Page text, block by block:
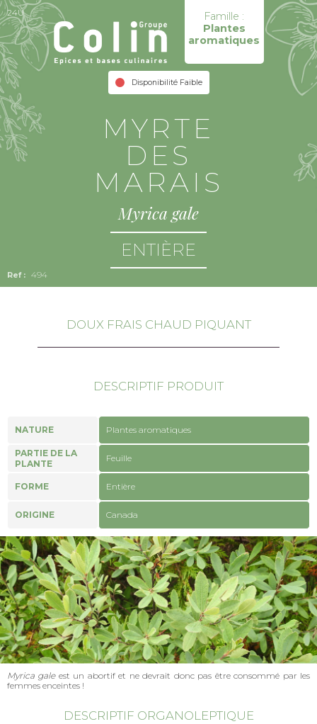
Famille :
Plantes
aromatiques
Disponibilité Faible
24U
494
MYRTE
DES
MARAIS
Myrica gale
ENTIÈRE
DOUX FRAIS CHAUD PIQUANT
DESCRIPTIF PRODUIT
NATURE Plantes aromatiques
PARTIE DE LA
PLANTE
Feuille
FORME Entière
ORIGINE Canada
Myrica galeest un abortif et ne devrait donc pas être consommé par les
femmes enceintes !
DESCRIPTIF ORGANOLEPTIQUE